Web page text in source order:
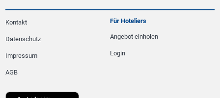
Kontakt
Datenschutz
Impressum
AGB
Für Hoteliers
Angebot einholen
Login